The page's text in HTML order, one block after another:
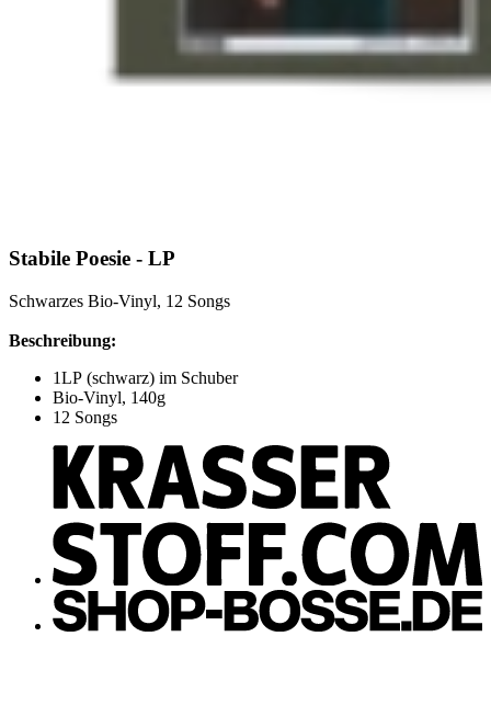
Stabile Poesie - LP
Schwarzes Bio-Vinyl, 12 Songs
Beschreibung:
1LP (schwarz) im Schuber
Bio-Vinyl, 140g
12 Songs